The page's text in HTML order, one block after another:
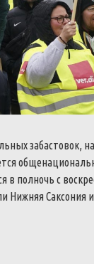
забастовок,
в полночь с
Саксония